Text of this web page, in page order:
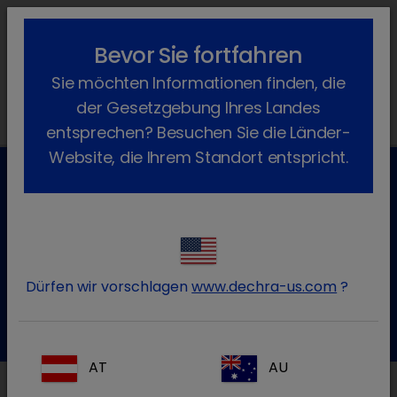
lock_outline search menu
October
Kontaktieren Sie unseren Kundenservice.
Zum Kontaktformular
Bevor Sie fortfahren
Sie möchten Informationen finden, die
der Gesetzgebung Ihres Landes
entsprechen? Besuchen Sie die Länder-
Website, die Ihrem Standort entspricht.
Dürfen wir vorschlagenwww.dechra-us.com ?
AT AU